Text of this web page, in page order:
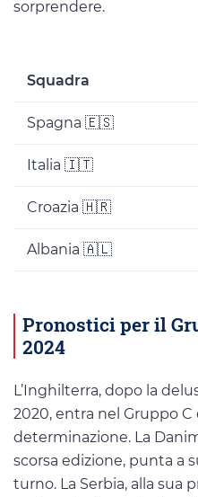
sorprendere.
Squadra
Spagna 🇪🇸
Italia 🇮🇹
Croazia 🇭🇷
Albania 🇦🇱
Pronostici per il
2024
L’Inghilterra, dopo la
2020, entra nel Gruppo
determinazione. La
scorsa edizione, punta a
turno. La Serbia, alla sua